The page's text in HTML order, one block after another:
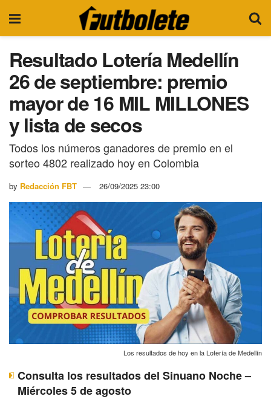
Resultado Lotería Medellín
26 de septiembre: premio
mayor de 16 MIL MILLONES
y lista de secos
Todos los números ganadores de premio en el
sorteo 4802 realizado hoy en Colombia
by Redacción FBT 26/09/2025 23:00
Los resultados de hoy en la Lotería de Medellín
Consulta los resultados del Sinuano Noche –
Miércoles 5 de agosto